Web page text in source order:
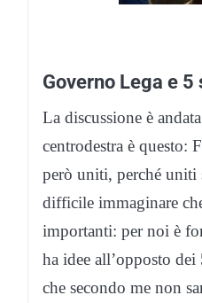
Governo Lega e 5
La discussione è
centrodestra è questo:
però uniti, perché uniti
difficile immaginare
importanti: per noi è
ha idee all’opposto
che secondo me non